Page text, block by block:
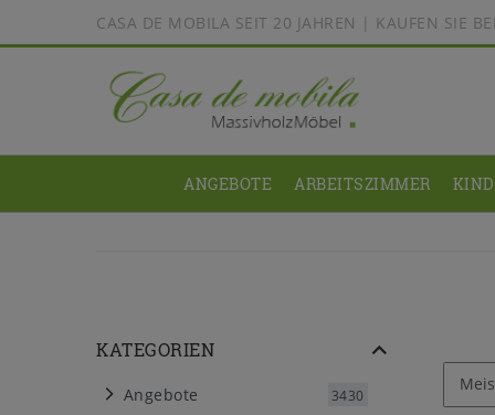
CASA DE MOBILA SEIT 20 JAHREN | KAUFEN SIE
ANGEBOTE ARBEITSZIMMER
KATEGORIEN
Angebote 3430